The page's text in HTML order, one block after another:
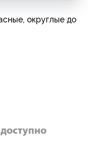
округлые до